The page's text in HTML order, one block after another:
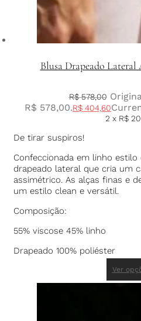
Blusa Drapeado
R$578,00
R$ 578,00.R$ 404,60
2 x R$
De tirar suspiros!
Confeccionada em linho
drapeado lateral que cria um
assimétrico. As alças finas e
um estilo clean e versátil.
Composição:
55% viscose 45% linho
Drapeado 100% poliéster
Ver